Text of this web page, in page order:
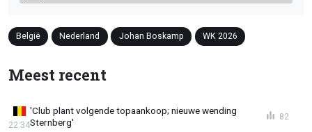
België Nederland Johan Boskamp WK 2026
Meest recent
'Club plant volgende topaankoop; nieuwe wending
Sternberg'
22:34
82